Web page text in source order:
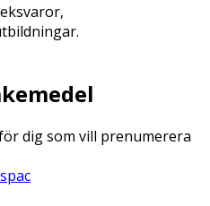
dig som vill prenumerera